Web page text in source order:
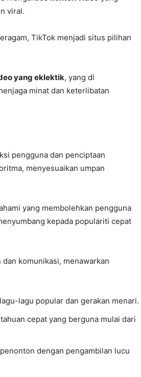
viral.
TikTok menjadi situs pilihan
yang eklektik, yang di
minat dan keterlibatan
pengguna dan penciptaan
menyesuaikan umpan
yang membolehkan pengguna
kepada populariti cepat
komunikasi, menawarkan
lagu popular dan gerakan menari.
cepat yang berguna mulai dari
dengan pengambilan lucu